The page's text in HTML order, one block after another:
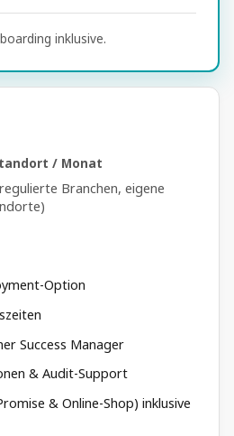
inklusive.
/ Monat
Branchen, eigene
Option
Success Manager
& Audit-Support
& Online-Shop) inklusive